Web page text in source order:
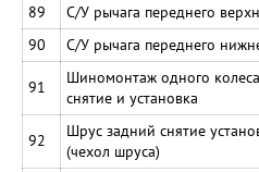
89
С/У рычага переднего
90
С/У рычага переднего
91
Шиномонтаж одного
снятие и установка
92
Шрус задний снятие
(чехол шруса)